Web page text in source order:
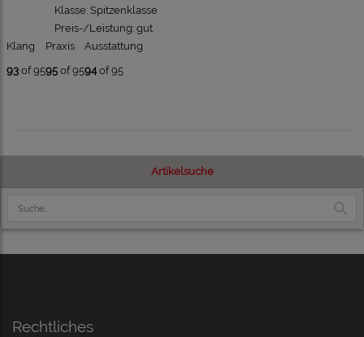
Klasse: Spitzenklasse
Preis-/Leistung: gut
Klang
93 of 95
Praxis
95 of 95
Ausstattung
94 of 95
Artikelsuche
Rechtliches